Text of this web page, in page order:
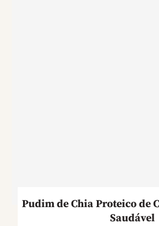
Pudim de Chia Proteico de
Saudável